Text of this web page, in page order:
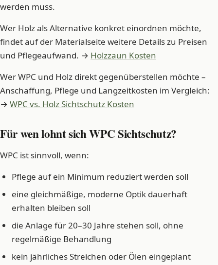
werden muss.
Wer Holz als Alternative konkret einordnen möchte,
findet auf der Materialseite weitere Details zu Preisen
und Pflegeaufwand. → Holzzaun Kosten
Wer WPC und Holz direkt gegenüberstellen möchte –
Anschaffung, Pflege und Langzeitkosten im Vergleich:
→ WPC vs. Holz Sichtschutz Kosten
Für wen lohnt sich WPC Sichtschutz?
WPC ist sinnvoll, wenn:
Pflege auf ein Minimum reduziert werden soll
eine gleichmäßige, moderne Optik dauerhaft
erhalten bleiben soll
die Anlage für 20–30 Jahre stehen soll, ohne
regelmäßige Behandlung
kein jährliches Streichen oder Ölen eingeplant